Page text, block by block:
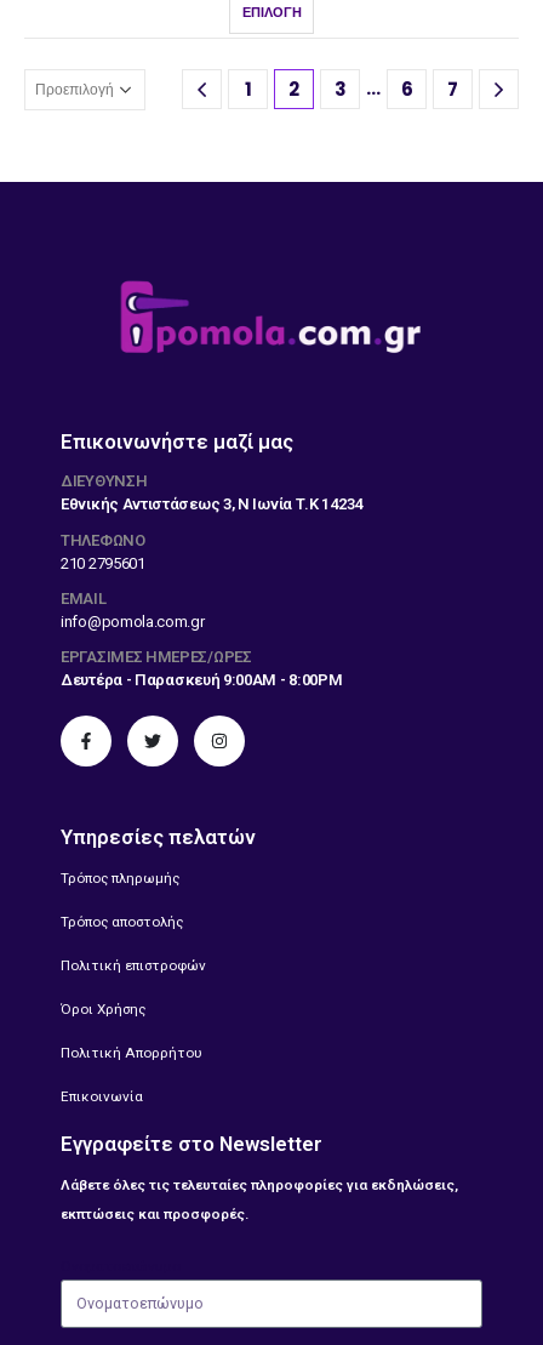
ΕΠΙΛΟΓΉ
1 2 3 … 6 7
Επικοινωνήστε μαζί μας
ΔΙΕΎΘΥΝΣΗ
Εθνικής Αντιστάσεως 3, Ν Ιωνία Τ.Κ 14234
ΤΗΛΕΦΩΝΟ
210 2795601
EMAIL
info@pomola.com.gr
ΕΡΓΆΣΙΜΕΣ ΗΜΈΡΕΣ/ΏΡΕΣ
Δευτέρα - Παρασκευή 9:00AM - 8:00PM
Υπηρεσίες πελατών
Τρόπος πληρωμής
Τρόπος αποστολής
Πολιτική επιστροφών
Όροι Χρήσης
Πολιτική Απορρήτου
Επικοινωνία
Εγγραφείτε στο Newsletter
Λάβετε όλες τις τελευταίες πληροφορίες για εκδηλώσεις,
εκπτώσεις και προσφορές.